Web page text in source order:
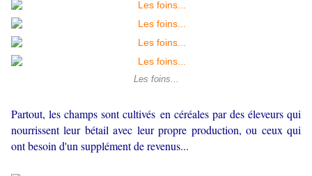
Les foins...
Partout, les champs sont cultivés en céréales par des éleveurs qui
nourrissent leur bétail avec leur propre production, ou ceux qui
ont besoin d'un supplément de revenus...